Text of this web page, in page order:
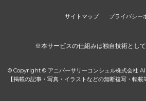
サイトマップ プライバシー
※本サービスの仕組みは独自技術として
© Copyright © アニバーサリーコンシェル株式会社
【掲載の記事・写真・イラストなどの無断複写・転載